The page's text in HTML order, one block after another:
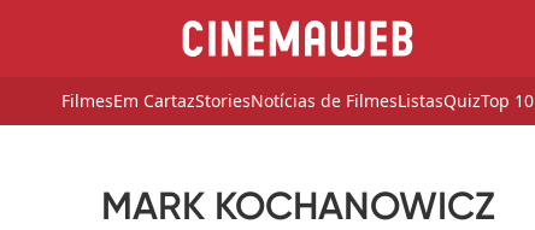
FilmesEm CartazStoriesNotícias de FilmesListasQuizTop 10
MARK KOCHANOWICZ